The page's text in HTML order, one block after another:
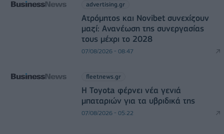
advertising.gr
Ατρόμητος και Novibet συνεχίζουν
μαζί: Ανανέωση της συνεργασίας
τους μέχρι το 2028
07/08/2026 - 08:47
fleetnews.gr
Η Toyota φέρνει νέα γενιά
μπαταριών για τα υβριδικά της
07/08/2026 - 05:22